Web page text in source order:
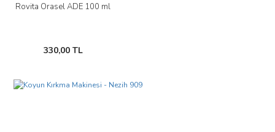
Rovita Orasel ADE 100 ml
330,00 TL